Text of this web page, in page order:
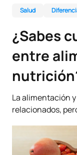
Salud
¿Sabes
entre
La alimentación
relacionados,